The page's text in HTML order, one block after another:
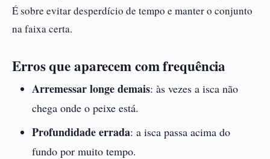
É sobre evitar desperdício de tempo e manter o conjunto
na faixa certa.
Erros que aparecem com frequência
Arremessar longe demais: às vezes a isca não
chega onde o peixe está.
Profundidade errada: a isca passa acima do
fundo por muito tempo.